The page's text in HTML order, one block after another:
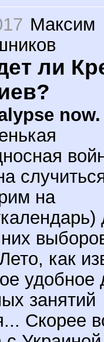
Максим
ли
now.
на
как
удобное
занятий
Скорее